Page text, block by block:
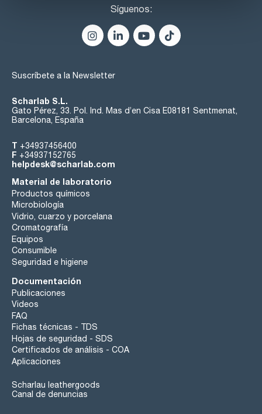
Síguenos:
Suscríbete a la Newsletter
Scharlab S.L.
Gato Pérez, 33. Pol. Ind. Mas d’en Cisa E08181 Sentmenat,
Barcelona, España
T +34937456400
F +34937152765
helpdesk@scharlab.com
Material de laboratorio
Productos químicos
Microbiología
Vidrio, cuarzo y porcelana
Cromatografía
Equipos
Consumible
Seguridad e higiene
Documentación
Publicaciones
Videos
FAQ
Fichas técnicas - TDS
Hojas de seguridad - SDS
Certificados de análisis - COA
Aplicaciones
Scharlau leathergoods
Canal de denuncias